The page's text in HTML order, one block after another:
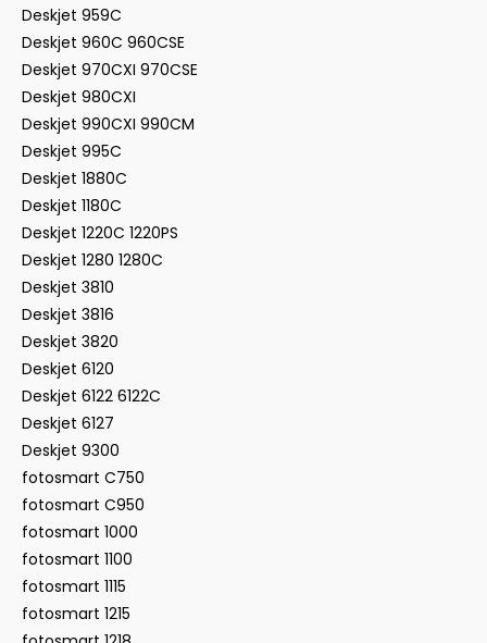
Deskjet 959C
Deskjet 960C 960CSE
Deskjet 970CXI 970CSE
Deskjet 980CXI
Deskjet 990CXI 990CM
Deskjet 995C
Deskjet 1880C
Deskjet 1180C
Deskjet 1220C 1220PS
Deskjet 1280 1280C
Deskjet 3810
Deskjet 3816
Deskjet 3820
Deskjet 6120
Deskjet 6122 6122C
Deskjet 6127
Deskjet 9300
fotosmart C750
fotosmart C950
fotosmart 1000
fotosmart 1100
fotosmart 1115
fotosmart 1215